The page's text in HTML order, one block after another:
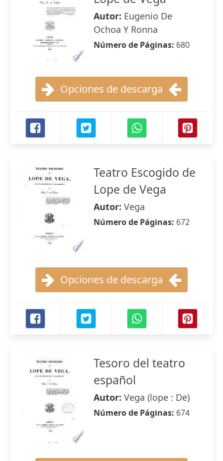
Autor: Eugenio De
Ochoa Y Ronna
Número de Páginas: 680
Opciones de descarga
Teatro Escogido de
Lope de Vega
Autor: Vega
Número de Páginas: 672
Opciones de descarga
Tesoro del teatro
español
Autor: Vega (lope : De)
Número de Páginas: 674